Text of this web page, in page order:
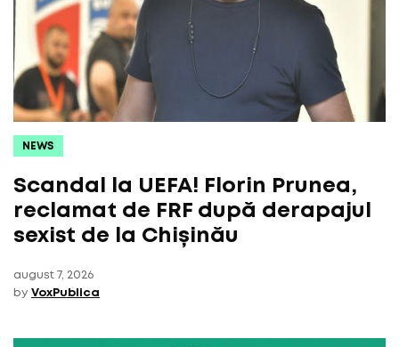
NEWS
Scandal la UEFA! Florin Prunea,
reclamat de FRF după derapajul
sexist de la Chișinău
august 7, 2026
by VoxPublica